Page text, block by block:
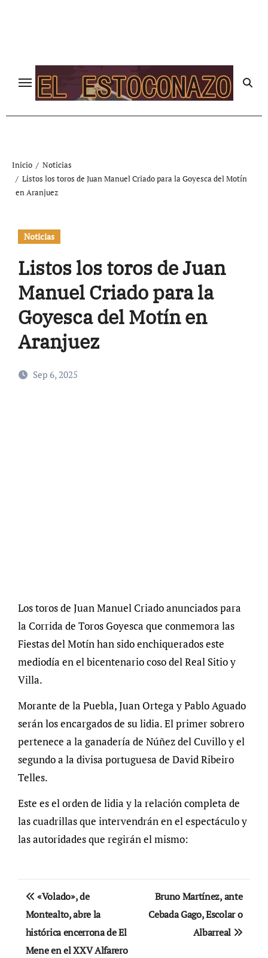
Inicio
Noticias
Listos los toros de Juan Manuel Criado para la Goyesca del Motín
en Aranjuez
Noticias
Listos los toros de Juan
Manuel Criado para la
Goyesca del Motín en
Aranjuez
Sep 6, 2025
Los toros de Juan Manuel Criado anunciados para
la Corrida de Toros Goyesca que conmemora las
Fiestas del Motín han sido enchiquerados este
mediodía en el bicentenario coso del Real Sitio y
Villa.
Morante de la Puebla, Juan Ortega y Pablo Aguado
serán los encargados de su lidia. El primer sobrero
pertenece a la ganadería de Núñez del Cuvillo y el
segundo a la divisa portuguesa de David Ribeiro
Telles.
Este es el orden de lidia y la relación completa de
las cuadrillas que intervendrán en el espectáculo y
las autoridades que regirán el mismo:
Navegación
de
entradas
«Volado», de
Montealto, abre la
histórica encerrona de El
Mene en el XXV Alfarero
Bruno Martínez, ante
Cebada Gago, Escolar o
Albarreal